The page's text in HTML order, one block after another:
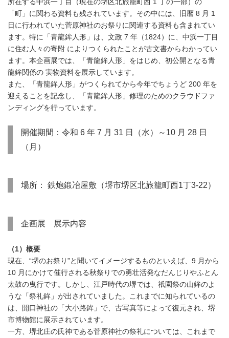
所在する中浜一丁目（現在の堺区北旅籠町西 1 丁の一部）の
「町」に関わる資料も残されています。その中には、旧暦 8 月 1
日に行われていた菅原神社のお祭りに関連する資料も含まれてい
ます。特に「青龍鉾人形」は、文政 7 年（1824）に、中浜一丁目
に住む人々の寄附 によりつくられたことが古文書からわかってい
ます。本企画展では、「青龍鉾人形」をはじめ、初公開となる青
龍鉾関係の 実物資料を展示しています。
また、「青龍鉾人形」がつくられてから今年でちょうど 200 年を
迎えることを記念し、「青龍鉾人形」修理のためのクラウドファ
ンディングを行っています。
開催期間：令和 6 年 7 月 31 日（水）～10 月 28 日
（月）
場所： 鉄炮鍛冶屋敷（堺市堺区北旅籠町西1丁3-22）
企画展 展示内容
（1）概要
現在、“堺のお祭り”と聞いてイメージするものといえば、9 月から
10 月にかけて催行される秋祭りでの勇壮活発なだんじりやふとん
太鼓の曳行です。しかし、江戸時代の堺では、祇園祭の山鉾のよ
うな「祭礼鉾」が出されていました。これまでに知られているの
は、開口神社の「大小路鉾」で、古写真等によって復元され、堺
市博物館に展示されています。
一方、堺北庄の氏神である菅原神社の祭礼については、これまで